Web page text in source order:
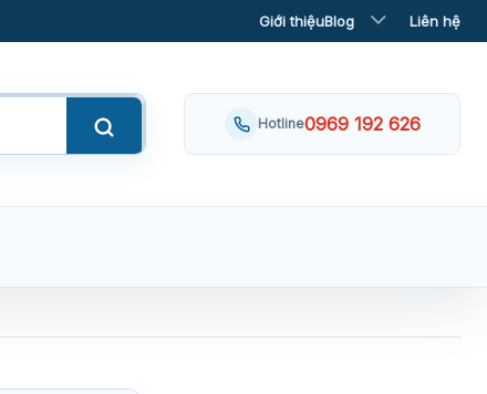
Giới thiệuBlog Liên hệ
Hotline0969 192 626